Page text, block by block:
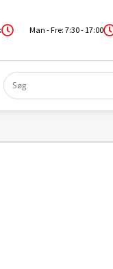
Man - Fre: 7:30 - 17:00